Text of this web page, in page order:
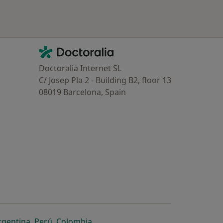
Contacto
Doctoralia - Homepage
Doctoralia Internet SL
C/ Josep Pla 2 - Building B2, floor 13
08019 Barcelona, Spain